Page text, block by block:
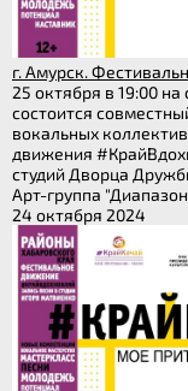
г. Амурск.
25 октября в 19:00
состоится
вокальных
движения
студий Дворца
Арт-группа
24 октября 2024